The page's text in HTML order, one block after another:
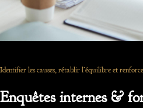
Identifier les causes, rétablir l’équilibre et
Enquêtes internes &